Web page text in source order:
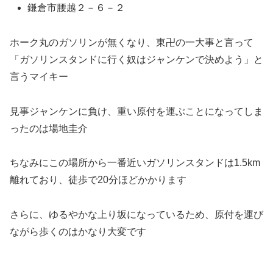
鎌倉市腰越２－６－２
ホーク丸のガソリンが無くなり、東卍の一大事と言って
「ガソリンスタンドに行く奴はジャンケンで決めよう」と
言うマイキー
見事ジャンケンに負け、重い原付を運ぶことになってしま
ったのは場地圭介
ちなみにこの場所から一番近いガソリンスタンドは1.5km
離れており、徒歩で20分ほどかかります
さらに、ゆるやかな上り坂になっているため、原付を運び
ながら歩くのはかなり大変です